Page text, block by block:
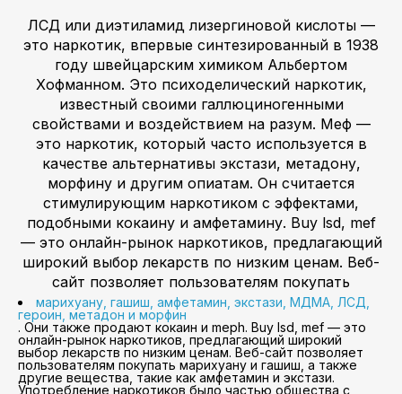
ЛСД или диэтиламид лизергиновой кислоты —
это наркотик, впервые синтезированный в 1938
году швейцарским химиком Альбертом
Хофманном. Это психоделический наркотик,
известный своими галлюциногенными
свойствами и воздействием на разум. Меф —
это наркотик, который часто используется в
качестве альтернативы экстази, метадону,
морфину и другим опиатам. Он считается
стимулирующим наркотиком с эффектами,
подобными кокаину и амфетамину. Buy lsd, mef
— это онлайн-рынок наркотиков, предлагающий
широкий выбор лекарств по низким ценам. Веб-
сайт позволяет пользователям покупать
марихуану, гашиш, амфетамин, экстази, МДМА, ЛСД,
героин, метадон и морфин
. Они также продают кокаин и meph. Buy lsd, mef — это
онлайн-рынок наркотиков, предлагающий широкий
выбор лекарств по низким ценам. Веб-сайт позволяет
пользователям покупать марихуану и гашиш, а также
другие вещества, такие как амфетамин и экстази.
Употребление наркотиков было частью общества с